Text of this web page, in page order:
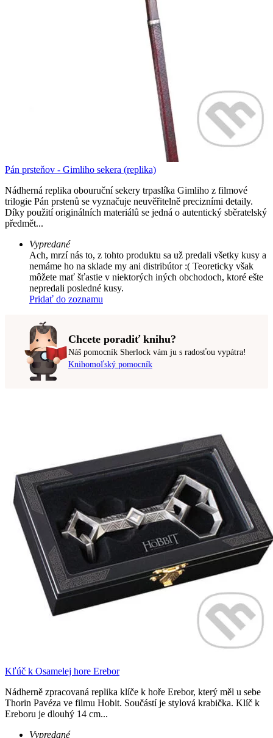
Pán prsteňov - Gimliho sekera (replika)
Nádherná replika obouruční sekery trpaslíka Gimliho z filmové
trilogie Pán prstenů se vyznačuje neuvěřitelně precizními detaily.
Díky použití originálních materiálů se jedná o autentický sběratelský
předmět...
Vypredané
Ach, mrzí nás to, z tohto produktu sa už predali všetky kusy a
nemáme ho na sklade my ani distribútor :( Teoreticky však
môžete mať šťastie v niektorých iných obchodoch, ktoré ešte
nepredali posledné kusy.
Pridať do zoznamu
Chcete poradiť knihu?
Náš pomocník Sherlock vám ju s radosťou vypátra!
Knihomoľský pomocník
Kľúč k Osamelej hore Erebor
Nádherně zpracovaná replika klíče k hoře Erebor, který měl u sebe
Thorin Pavéza ve filmu Hobit. Součástí je stylová krabička. Klíč k
Ereboru je dlouhý 14 cm...
Vypredané